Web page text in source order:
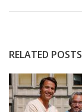
RELATED POSTS